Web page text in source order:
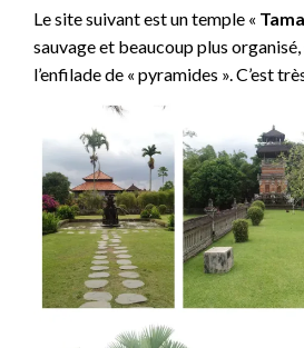
Le site suivant est un temple «
sauvage et beaucoup plus
l’enfilade de « pyramides ». C’est